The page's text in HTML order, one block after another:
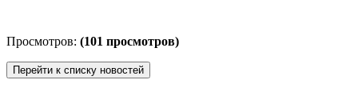
Просмотров: (101 просмотров)
Перейти к списку новостей